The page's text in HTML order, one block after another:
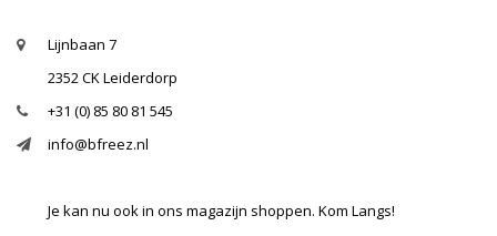
Lijnbaan 7
2352 CK Leiderdorp
+31 (0) 85 80 81 545
info@bfreez.nl
Je kan nu ook in ons magazijn shoppen. Kom Langs!